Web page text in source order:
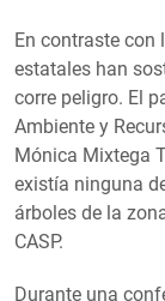
En contraste con
estatales han
corre peligro. El
Ambiente y
Mónica Mixtega
existía ninguna
árboles de la
CASP.
Durante una